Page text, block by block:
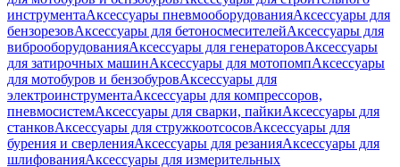
инструментаАксессуары пневмооборудованияАксессуары для
бензорезовАксессуары для бетоносмесителейАксессуары для
виброоборудованияАксессуары для генераторовАксессуары
для затирочных машинАксессуары для мотопомпАксессуары
для мотобуров и бензобуровАксессуары для
электроинструментаАксессуары для компрессоров,
пневмосистемАксессуары для сварки, пайкиАксессуары для
станковАксессуары для стружкоотсосовАксессуары для
бурения и сверленияАксессуары для резанияАксессуары для
шлифованияАксессуары для измерительных